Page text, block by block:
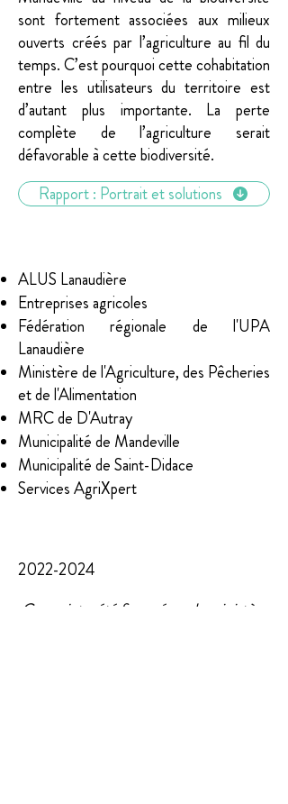
sont fortement associées aux milieux
ouverts créés par l’agriculture au fil du
temps. C’est pourquoi cette cohabitation
entre les utilisateurs du territoire est
d’autant plus importante. La perte
complète de l’agriculture serait
défavorable à cette biodiversité.
Rapport : Portrait et solutions
ALUS Lanaudière
Entreprises agricoles
Fédération régionale de l'UPA
Lanaudière
Ministère de l'Agriculture, des Pêcheries
et de l'Alimentation
MRC de D'Autray
Municipalité de Mandeville
Municipalité de Saint-Didace
Services AgriXpert
2022-2024
Ce projet a été financé par le ministère